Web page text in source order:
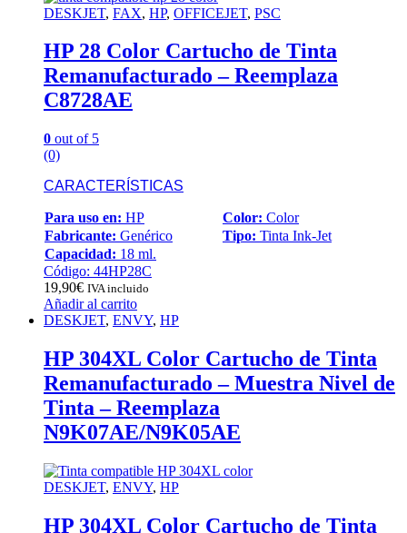
DESKJET, FAX, HP, OFFICEJET, PSC
HP 28 Color Cartucho de Tinta
Remanufacturado – Reemplaza
C8728AE
0 out of 5
(0)
CARACTERÍSTICAS
Para uso en: HP Color: Color
Fabricante: Genérico Tipo: Tinta Ink-Jet
Capacidad: 18 ml.
Código: 44HP28C
19,90€ IVA incluido
Añadir al carrito
DESKJET, ENVY, HP
HP 304XL Color Cartucho de Tinta
Remanufacturado – Muestra Nivel de
Tinta – Reemplaza
N9K07AE/N9K05AE
DESKJET, ENVY, HP
HP 304XL Color Cartucho de Tinta